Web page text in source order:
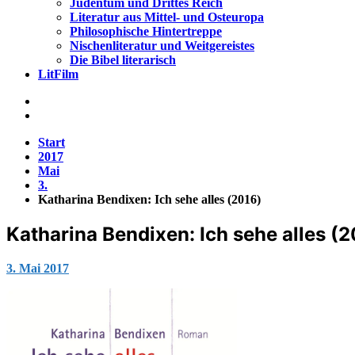
Judentum und Drittes Reich
Literatur aus Mittel- und Osteuropa
Philosophische Hintertreppe
Nischenliteratur und Weitgereistes
Die Bibel literarisch
LitFilm
Start
2017
Mai
3.
Katharina Bendixen: Ich sehe alles (2016)
Katharina Bendixen: Ich sehe alles
Jana
3. Mai 2017